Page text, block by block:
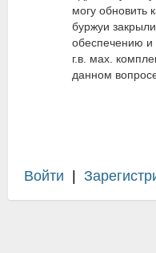
могу обновить
буржуи
обеспечению
г.в. мах.
данном
Войти